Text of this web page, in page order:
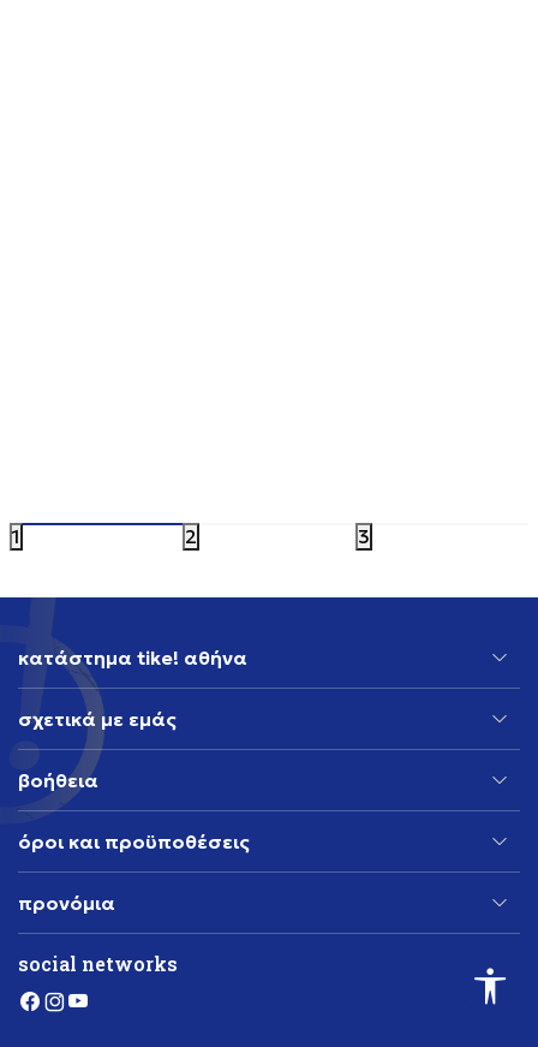
1 2 3
κατάστημα tike! αθήνα
σχετικά με εμάς
βοήθεια
όροι και προϋποθέσεις
προνόμια
social networks